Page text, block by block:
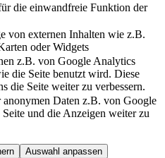
die einwandfreie Funktion der
von externen Inhalten wie z.B.
oder Widgets
z.B. von Google Analytics
die Seite benutzt wird. Diese
die Seite weiter zu verbessern.
Daten z.B. von Google
und die Anzeigen weiter zu
Auswahl anpassen